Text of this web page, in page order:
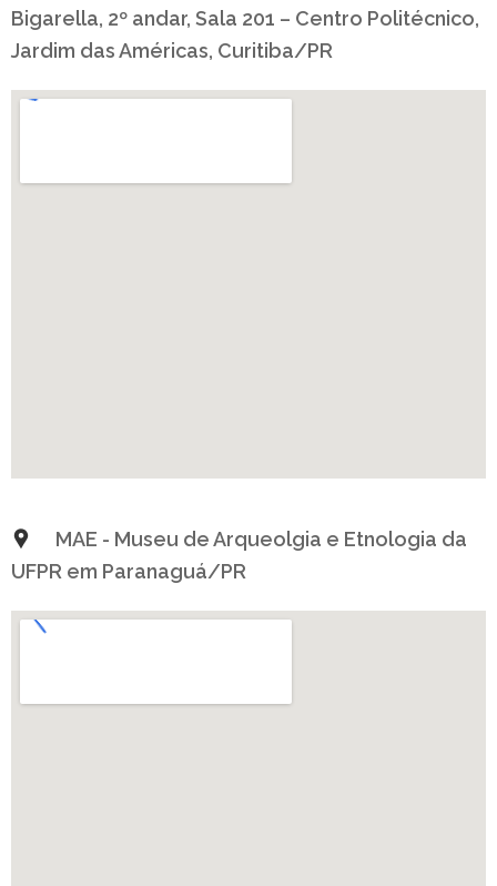
Bigarella, 2º andar, Sala 201 – Centro Politécnico,
Jardim das Américas, Curitiba/PR
MAE - Museu de Arqueolgia e Etnologia da
UFPR em Paranaguá/PR